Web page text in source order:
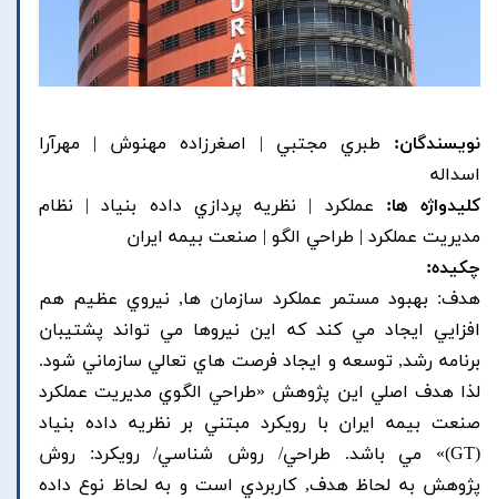
نویسندگان: طبري مجتبي | اصغرزاده مهنوش | مهرآرا
اسداله
کلیدواژه ها: عملکرد | نظريه پردازي داده بنياد | نظام
مديريت عملکرد | طراحي الگو | صنعت بيمه ايران
چکیده:
هدف: بهبود مستمر عملکرد سازمان ها, نيروي عظيم هم
افزايي ايجاد مي کند که اين نيروها مي تواند پشتيبان
برنامه رشد, توسعه و ايجاد فرصت هاي تعالي سازماني شود.
لذا هدف اصلي اين پژوهش «طراحي الگوي مديريت عملکرد
صنعت بيمه ايران با رويکرد مبتني بر نظريه داده بنياد
(GT)» مي باشد. طراحي/ روش شناسي/ رويکرد: روش
پژوهش به لحاظ هدف, کاربردي است و به لحاظ نوع داده